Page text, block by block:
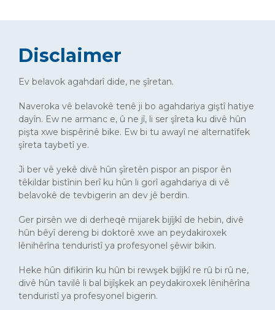
Disclaimer
Ev belavok agahdarî dide, ne şîretan.
Naveroka vê belavokê tenê ji bo agahdariya giştî hatiye
dayîn. Ew ne armanc e, û ne jî, li ser şîreta ku divê hûn
pişta xwe bispêrinê bike. Ew bi tu awayî ne alternatîfek
şîreta taybetî ye.
Ji ber vê yekê divê hûn şîretên pispor an pispor ên
têkildar bistînin berî ku hûn li gorî agahdariya di vê
belavokê de tevbigerin an dev jê berdin.
Ger pirsên we di derheqê mijarek bijîjkî de hebin, divê
hûn bêyî dereng bi doktorê xwe an peydakiroxek
lênihêrîna tenduristî ya profesyonel şêwir bikin.
Heke hûn difikirin ku hûn bi rewşek bijîjkî re rû bi rû ne,
divê hûn tavilê li bal bijîşkek an peydakiroxek lênihêrîna
tenduristî ya profesyonel bigerin.